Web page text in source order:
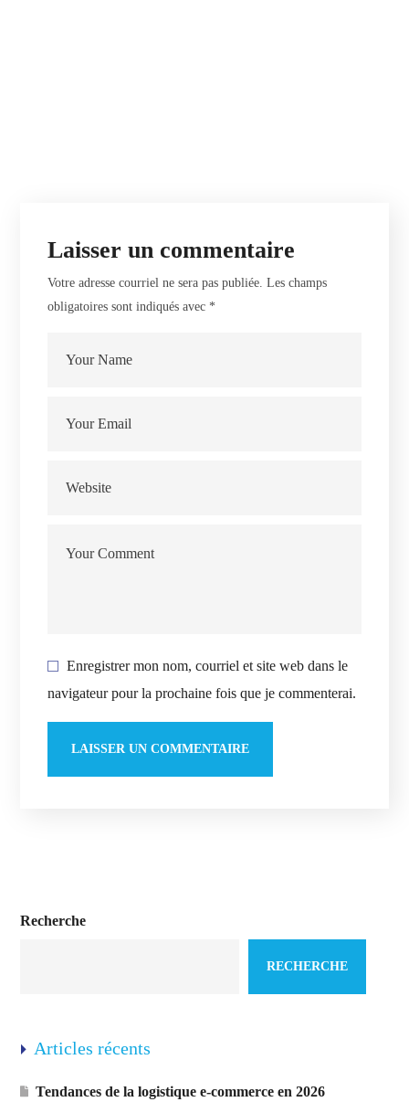
Laisser un commentaire
Votre adresse courriel ne sera pas publiée. Les champs
obligatoires sont indiqués avec *
Enregistrer mon nom, courriel et site web dans le
navigateur pour la prochaine fois que je commenterai.
Recherche
RECHERCHE
Articles récents
Tendances de la logistique e-commerce en 2026